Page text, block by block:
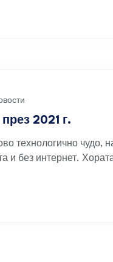
2021 г.
технологично чудо,
и без интернет.